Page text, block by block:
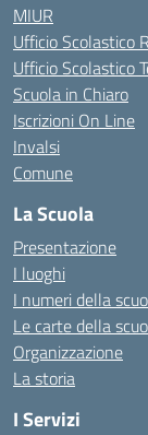
MIUR
Ufficio Scolastico
Ufficio Scolastico
Scuola in Chiaro
Iscrizioni On Line
Invalsi
Comune
La Scuola
Presentazione
I luoghi
I numeri della
Le carte della
Organizzazione
La storia
I Servizi